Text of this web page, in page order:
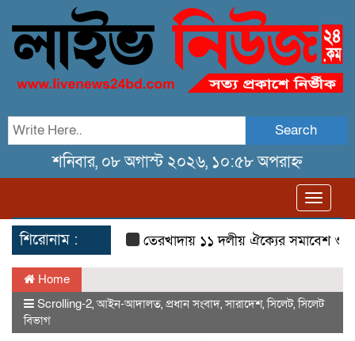
Search
শনিবার, ০৮ অগাস্ট ২০২৬, ১০:৫৮ অপরাহ্ন
শিরোনাম : তেরখাদায় ১১ দলীয় ঐক্যের সমাবেশ ও গণ
Home
Scrolling-2,আইন-আদালত, প্রধান সংবাদ,সারাদেশ,সিলেট,সিলেট
বিভাগ